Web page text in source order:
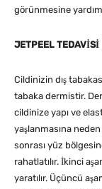
görünmesine
JETPEEL TEDAVİSİ
Cildinizin dış
tabaka dermistir.
cildinize yapı ve
yaşlanmasına
sonrası yüz
rahatlatılır. İkinci
yaratılır. Üçüncü